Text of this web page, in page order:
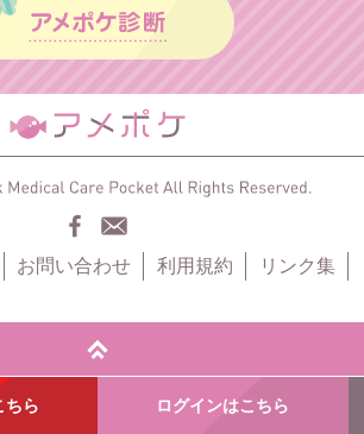
ちら ログインはこちら
お問い合わせ 利用規約 リンク集